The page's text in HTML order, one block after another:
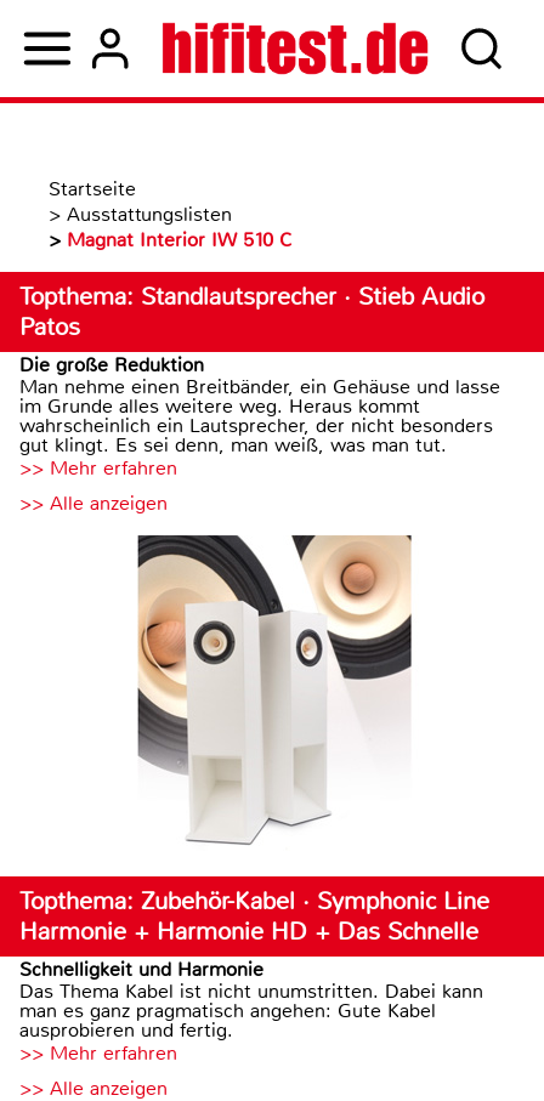
Startseite
> Ausstattungslisten
> Magnat Interior IW 510 C
Topthema: Standlautsprecher · Stieb Audio
Patos
Die große Reduktion
Man nehme einen Breitbänder, ein Gehäuse und lasse
im Grunde alles weitere weg. Heraus kommt
wahrscheinlich ein Lautsprecher, der nicht besonders
gut klingt. Es sei denn, man weiß, was man tut.
>> Mehr erfahren
>> Alle anzeigen
Topthema: Zubehör-Kabel · Symphonic Line
Harmonie + Harmonie HD + Das Schnelle
Schnelligkeit und Harmonie
Das Thema Kabel ist nicht unumstritten. Dabei kann
man es ganz pragmatisch angehen: Gute Kabel
ausprobieren und fertig.
>> Mehr erfahren
>> Alle anzeigen